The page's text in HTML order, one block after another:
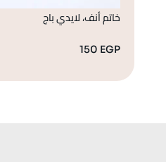
خاتم أنف، لايدي باج
150 EGP